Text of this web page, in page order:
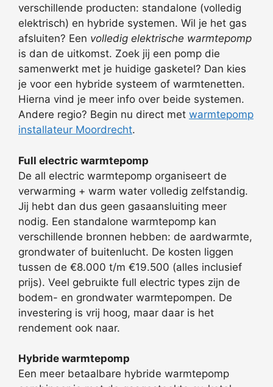
verschillende producten: standalone (volledig
elektrisch) en hybride systemen. Wil je het gas
afsluiten? Een volledig elektrische warmtepomp
is dan de uitkomst. Zoek jij een pomp die
samenwerkt met je huidige gasketel? Dan kies
je voor een hybride systeem of warmtenetten.
Hierna vind je meer info over beide systemen.
Andere regio? Begin nu direct met warmtepomp
installateur Moordrecht.
Full electric warmtepomp
De all electric warmtepomp organiseert de
verwarming + warm water volledig zelfstandig.
Jij hebt dan dus geen gasaansluiting meer
nodig. Een standalone warmtepomp kan
verschillende bronnen hebben: de aardwarmte,
grondwater of buitenlucht. De kosten liggen
tussen de €8.000 t/m €19.500 (alles inclusief
prijs). Veel gebruikte full electric types zijn de
bodem- en grondwater warmtepompen. De
investering is vrij hoog, maar daar is het
rendement ook naar.
Hybride warmtepomp
Een meer betaalbare hybride warmtepomp